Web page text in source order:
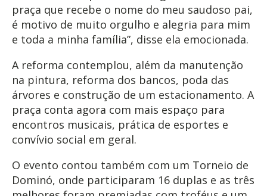
praça que recebe o nome do meu saudoso pai,
é motivo de muito orgulho e alegria para mim
e toda a minha família”, disse ela emocionada.
A reforma contemplou, além da manutenção
na pintura, reforma dos bancos, poda das
árvores e construção de um estacionamento. A
praça conta agora com mais espaço para
encontros musicais, prática de esportes e
convívio social em geral.
O evento contou também com um Torneio de
Dominó, onde participaram 16 duplas e as três